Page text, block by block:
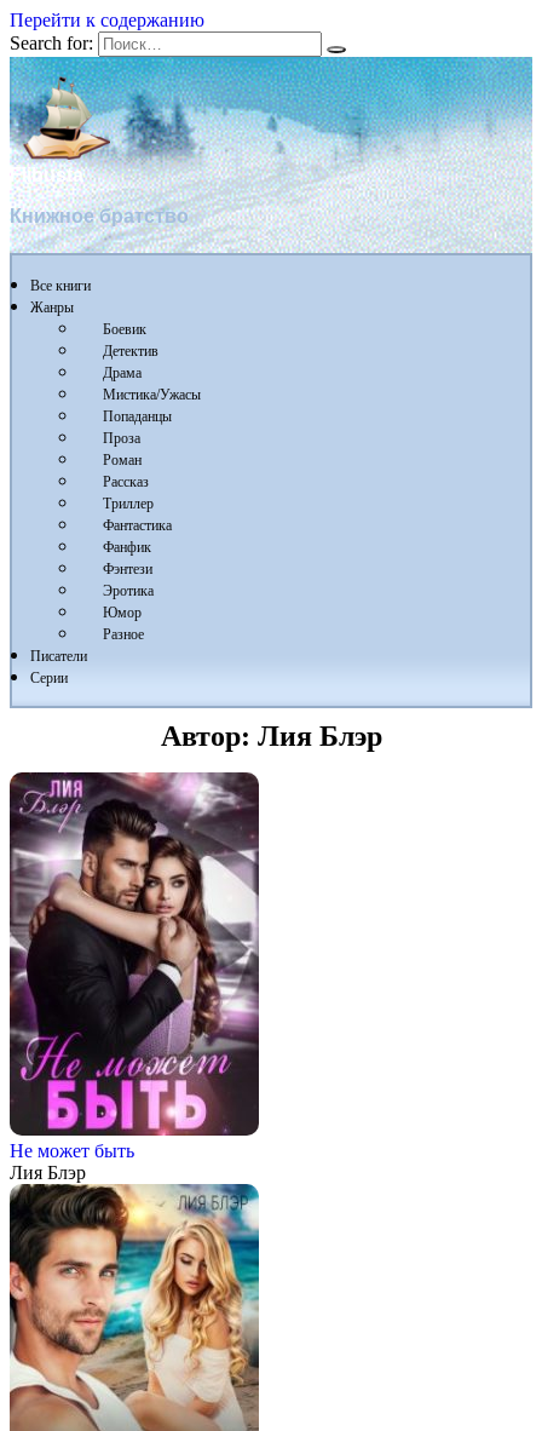
Перейти к содержанию
Search for:
Flibusta
Книжное братство
Все книги
Жанры
Боевик
Детектив
Драма
Мистика/Ужасы
Попаданцы
Проза
Роман
Рассказ
Триллер
Фантастика
Фанфик
Фэнтези
Эротика
Юмор
Разное
Писатели
Серии
Автор: Лия Блэр
Не может быть
Лия Блэр